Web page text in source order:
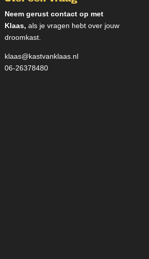
Neem gerust contact op met
Klaas, als je vragen hebt over jouw
droomkast.
klaas@kastvanklaas.nl
06-26378480